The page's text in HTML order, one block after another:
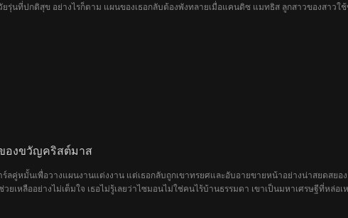
รุ่นที่ปกติสุข อย่างไรก็ตาม แผนของเธอกลับต้องพังทลายเมื่อแคนดิซ แมทธิส ลูกสาวของสาวใ
องขวัญคริสต์มาส
ร์ลคู่หมั้นเพื่อวางแผนงานแต่งงาน แต่เธอกลับถูกเขาทรยศและอับอายขายหน้าอย่างน่าสยดสยอ
ยเหลืออย่างไม่เต็มใจ เธอไม่รู้เลยว่าไซมอนไม่ใช่คนไร้บ้านธรรมดา เขาเป็นมหาเศรษฐีที่หล่อ